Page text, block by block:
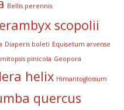
Bellis perennis
scopolii
Diaperis boleti Equisetum arvense
pinicola Geopora
helix Himantoglossum
quercus